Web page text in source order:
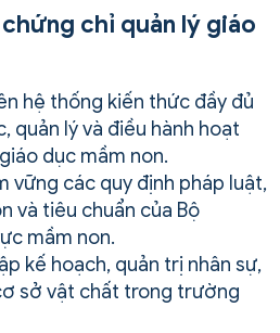
chỉ quản lý giáo
hệ thống kiến thức đầy đủ
quản lý và điều hành hoạt
dục mầm non.
vững các quy định pháp luật,
và tiêu chuẩn của Bộ
mầm non.
kế hoạch, quản trị nhân sự,
sở vật chất trong trường